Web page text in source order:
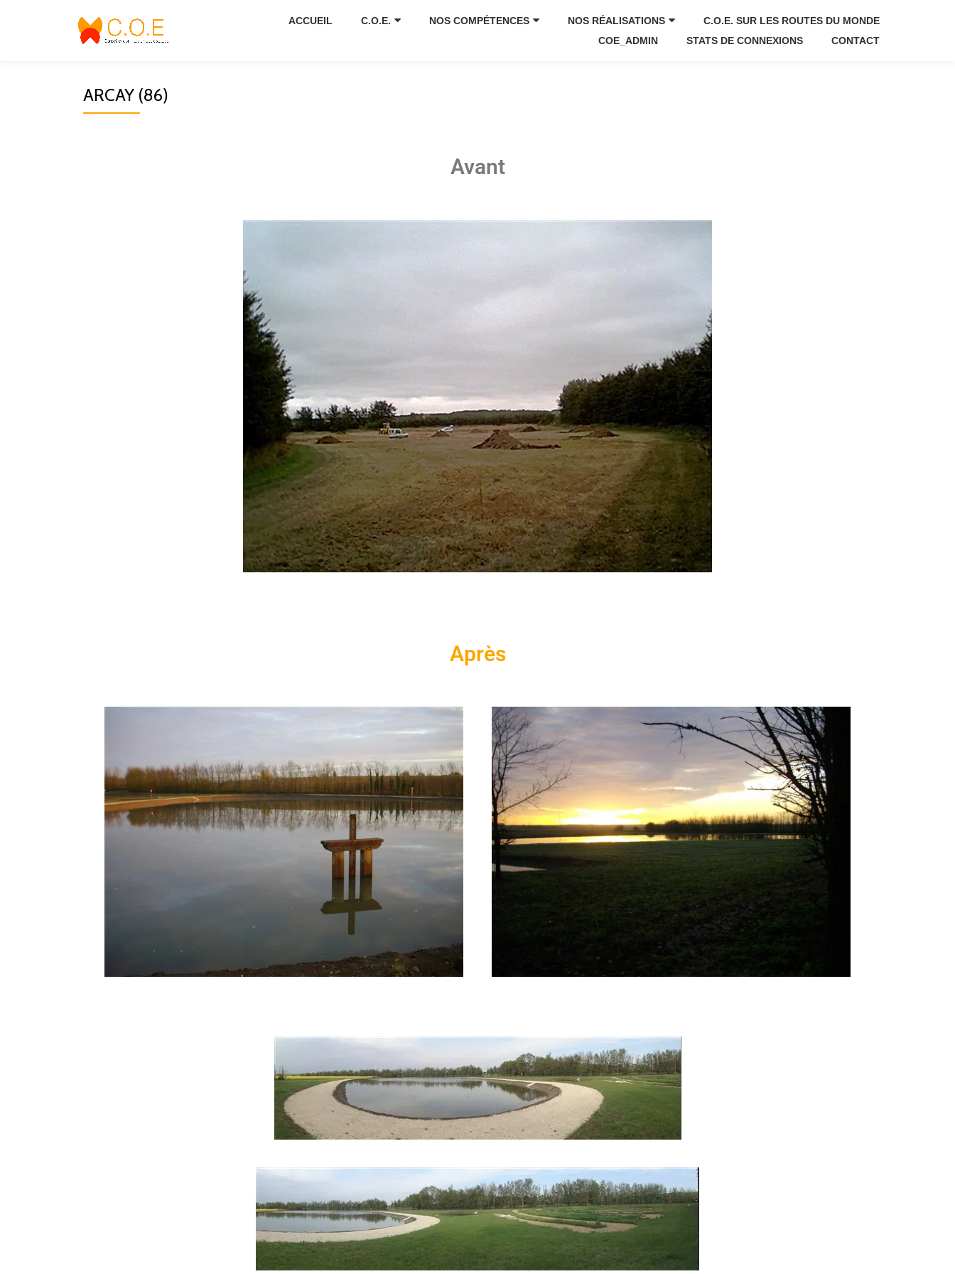
ACCUEIL C.O.E. NOS COMPÉTENCES NOS RÉALISATIONS
C.O.E. SUR LES ROUTES DU MONDE
COE_ADMIN
STATS DE CONNEXIONS CONTACT
ARCAY (86)
Avant
Après